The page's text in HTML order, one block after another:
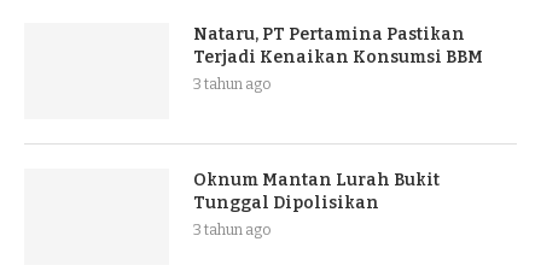
Nataru, PT Pertamina Pastikan
Terjadi Kenaikan Konsumsi BBM
3 tahun ago
Oknum Mantan Lurah Bukit
Tunggal Dipolisikan
3 tahun ago